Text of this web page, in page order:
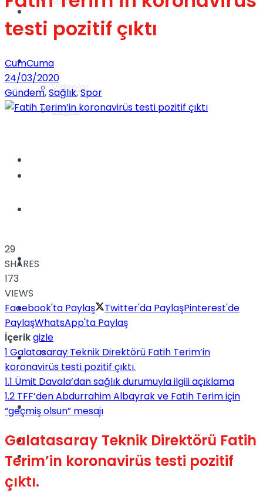
Videolar
Yaşam
Sağlık
TV
Gündem
Yaşam
Sağlık
Dünya
Türkiye
Müzik
Sinema
Tatil
testi pozitif çıktı
CumCuma
24/03/2020
Gündem,Sağlık,Spor
29
SHARES
173
VIEWS
Facebook'ta Paylaş
Twitter'da PaylaşPinterest'de
PaylaşWhatsApp'ta Paylaş
İçerikgizle
1 Galatasaray Teknik Direktörü Fatih Terim’in
koronavirüs testi pozitif çıktı.
1.1 Ümit Davala’dan sağlık durumuyla ilgili açıklama
1.2 TFF’den Abdurrahim Albayrak ve Fatih Terim için
“geçmiş olsun” mesajı
Galatasaray Teknik Direktörü Fatih
Terim’in koronavirüs testi pozitif
çıktı.